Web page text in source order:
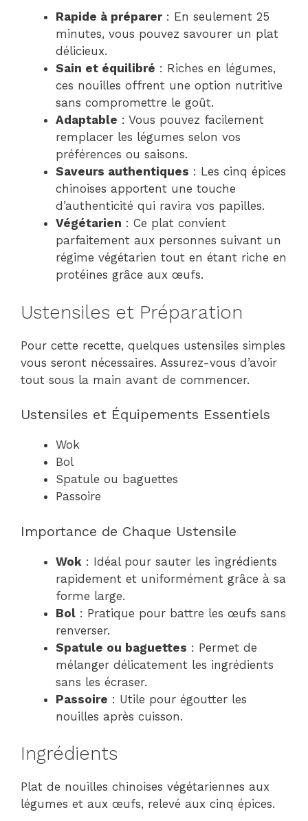
Rapide à préparer: En seulement 25
minutes, vous pouvez savourer un plat
délicieux.
Sain et équilibré : Riches en légumes,
ces nouilles offrent une option nutritive
sans compromettre le goût.
Adaptable : Vous pouvez facilement
remplacer les légumes selon vos
préférences ou saisons.
Saveurs authentiques : Les cinq épices
chinoises apportent une touche
d’authenticité qui ravira vos papilles.
Végétarien : Ce plat convient
parfaitement aux personnes suivant un
régime végétarien tout en étant riche en
protéines grâce aux œufs.
Ustensiles et Préparation
Pour cette recette, quelques ustensiles simples
vous seront nécessaires. Assurez-vous d’avoir
tout sous la main avant de commencer.
Ustensiles et Équipements Essentiels
Wok
Bol
Spatule ou baguettes
Passoire
Importance de Chaque Ustensile
Wok : Idéal pour sauter les ingrédients
rapidement et uniformément grâce à sa
forme large.
Bol : Pratique pour battre les œufs sans
renverser.
Spatule ou baguettes : Permet de
mélanger délicatement les ingrédients
sans les écraser.
Passoire : Utile pour égoutter les
nouilles après cuisson.
Ingrédients
Plat de nouilles chinoises végétariennes aux
légumes et aux œufs, relevé aux cinq épices.